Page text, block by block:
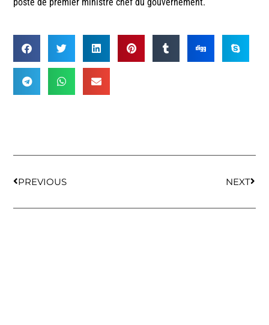
PREVIOUS NEXT